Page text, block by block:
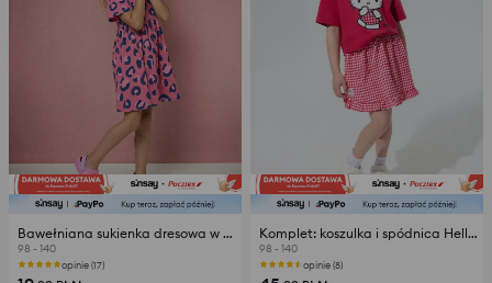
Bawełniana sukienka dresowa w panterkę
98 - 140
opinie (17)
Komplet: koszulka i spódnica Hello Kitty
98 - 140
opinie (8)